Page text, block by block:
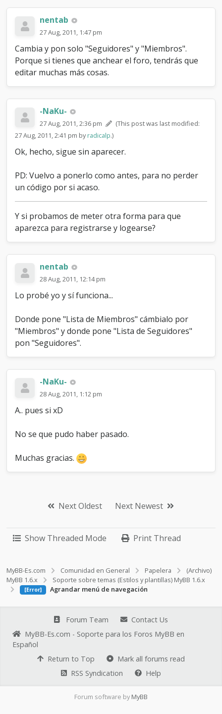
nentab
27 Aug, 2011, 1:47 pm
Cambia y pon solo "Seguidores" y "Miembros".
Porque si tienes que anchear el foro, tendrás que
editar muchas más cosas.
-NaKu-
27 Aug, 2011, 2:36 pm
(This post was last modified:
27 Aug, 2011, 2:41 pm byradicalp.)
Ok, hecho, sigue sin aparecer.
PD: Vuelvo a ponerlo como antes, para no perder
un código por si acaso.
Y si probamos de meter otra forma para que
aparezca para registrarse y logearse?
nentab
28 Aug, 2011, 12:14 pm
Lo probé yo y sí funciona...
Donde pone "Lista de Miembros" cámbialo por
"Miembros" y donde pone "Lista de Seguidores"
pon "Seguidores".
-NaKu-
28 Aug, 2011, 1:12 pm
A.. pues si xD
No se que pudo haber pasado.
Muchas gracias.
Next Oldest Next Newest
Show Threaded Mode Print Thread
MyBB-Es.com Comunidad en General Papelera
(Archivo)
MyBB 1.6.x
Soporte sobre temas (Estilos y plantillas) MyBB 1.6.x
[Error] Agrandar menú de navegación
Forum Team
Contact Us
MyBB-Es.com - Soporte para los Foros MyBB en
Español
Return to Top
Mark all forums read
RSS Syndication
Help
Forum software by MyBB